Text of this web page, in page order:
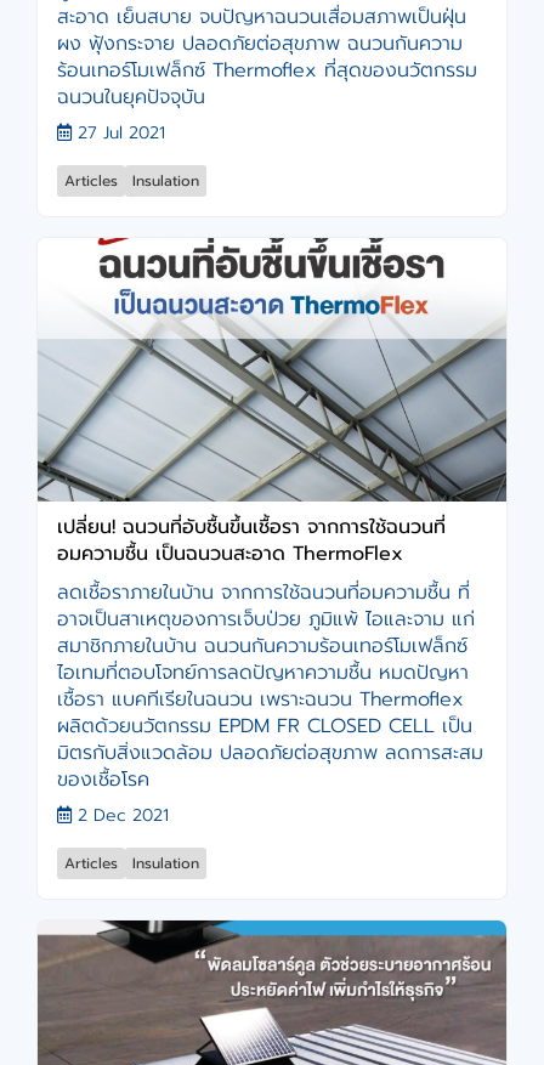
สะอาด เย็นสบาย จบปัญหาฉนวนเสื่อมสภาพเป็นฝุ่น
ผง ฟุ้งกระจาย ปลอดภัยต่อสุขภาพ ฉนวนกันความ
ร้อนเทอร์โมเฟล็กซ์ Thermoflex ที่สุดของนวัตกรรม
ฉนวนในยุคปัจจุบัน
27 Jul 2021
Articles Insulation
เปลี่ยน! ฉนวนที่อับชื้นขึ้นเชื้อรา จากการใช้ฉนวนที่
อมความชื้น เป็นฉนวนสะอาด ThermoFlex
ลดเชื้อราภายในบ้าน จากการใช้ฉนวนที่อมความชื้น ที่
อาจเป็นสาเหตุของการเจ็บป่วย ภูมิแพ้ ไอและจาม แก่
สมาชิกภายในบ้าน ฉนวนกันความร้อนเทอร์โมเฟล็กซ์
ไอเทมที่ตอบโจทย์การลดปัญหาความชื้น หมดปัญหา
เชื้อรา แบคทีเรียในฉนวน เพราะฉนวน Thermoflex
ผลิตด้วยนวัตกรรม EPDM FR CLOSED CELL เป็น
มิตรกับสิ่งแวดล้อม ปลอดภัยต่อสุขภาพ ลดการสะสม
ของเชื้อโรค
2 Dec 2021
Articles Insulation